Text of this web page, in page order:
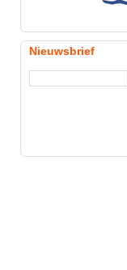
Nieuwsbrief